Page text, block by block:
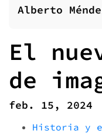
Alberto
El
de
feb. 15, 2024
Historia y